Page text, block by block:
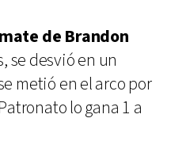
de Brandon
se desvió en un
metió en el arco por
lo gana 1 a